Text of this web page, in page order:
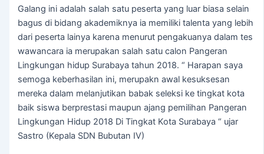
Galang ini adalah salah satu peserta yang luar biasa selain
bagus di bidang akademiknya ia memiliki talenta yang lebih
dari peserta lainya karena menurut pengakuanya dalam tes
wawancara ia merupakan salah satu calon Pangeran
Lingkungan hidup Surabaya tahun 2018. “ Harapan saya
semoga keberhasilan ini, merupakn awal kesuksesan
mereka dalam melanjutikan babak seleksi ke tingkat kota
baik siswa berprestasi maupun ajang pemilihan Pangeran
Lingkungan Hidup 2018 Di Tingkat Kota Surabaya “ ujar
Sastro (Kepala SDN Bubutan IV)